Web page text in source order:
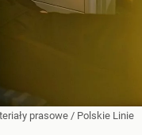
prasowe / Polskie Linie